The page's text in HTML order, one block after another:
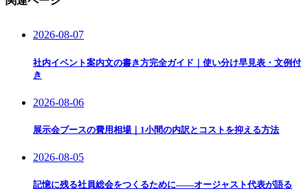
2026-08-07
社内イベント案内文の書き方完全ガイド｜使い分け早見表・文例付
き
2026-08-06
展示会ブースの費用相場｜1小間の内訳とコストを抑える方法
2026-08-05
記憶に残る社員総会をつくるために——オージャスト代表が語る